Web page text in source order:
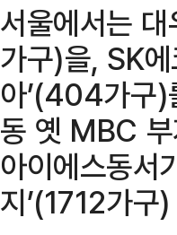
서울에서는
가구)을, SK
아’(404가구)
동 옛 MBC
아이에스동서
지’(1712가구